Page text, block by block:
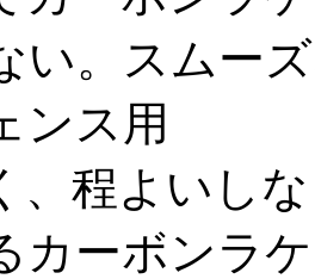
い。スムー
ンス用
、程よいし
カーボンラ